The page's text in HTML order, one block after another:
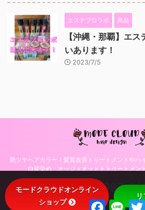
エステプロラボ 商品
【沖縄・那覇】エ
いあります！
2023/7/5
艶ツヤヘアカラー！髪質改善トリートメントやハ
白髪染め、オッジィオットトトリートメン
098-987-
© 2026 沖縄・那覇・美容室モードクラウド
F
L
モードクラウドオンライン
ショップ